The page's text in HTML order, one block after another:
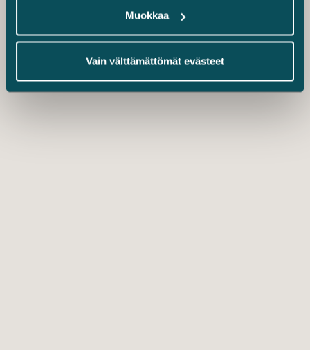
Muokkaa
Vain välttämättömät evästeet